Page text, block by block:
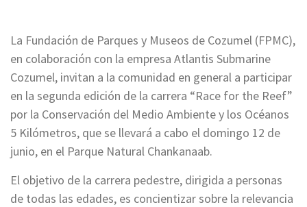
La Fundación de Parques y Museos de Cozumel (FPMC),
en colaboración con la empresa Atlantis Submarine
Cozumel, invitan a la comunidad en general a participar
en la segunda edición de la carrera “Race for the Reef”
por la Conservación del Medio Ambiente y los Océanos
5 Kilómetros, que se llevará a cabo el domingo 12 de
junio, en el Parque Natural Chankanaab.
El objetivo de la carrera pedestre, dirigida a personas
de todas las edades, es concientizar sobre la relevancia